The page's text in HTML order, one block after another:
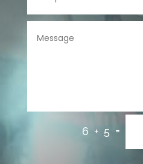
6 + 5 =